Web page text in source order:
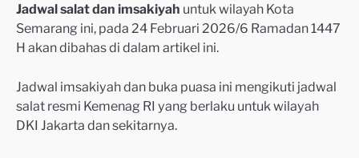
Jadwal salat dan imsakiyah untuk wilayah Kota
Semarang ini, pada 24 Februari 2026/6 Ramadan 1447
H akan dibahas di dalam artikel ini.
Jadwal imsakiyah dan buka puasa ini mengikuti jadwal
salat resmi Kemenag RI yang berlaku untuk wilayah
DKI Jakarta dan sekitarnya.